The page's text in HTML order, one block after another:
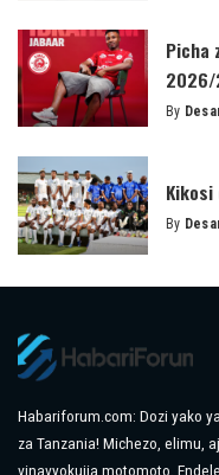
Picha
Posted
By
Posted
By
Habariforum.com: Dozi yako
za Tanzania! Michezo, elimu,
vinavyokujia motomoto.